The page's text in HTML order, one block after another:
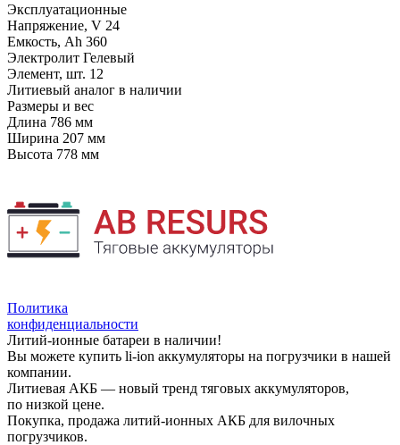
Эксплуатационные
Напряжение, V 24
Емкость, Ah 360
Электролит Гелевый
Элемент, шт. 12
Литиевый аналог в наличии
Размеры и вес
Длина 786 мм
Ширина 207 мм
Высота 778 мм
Политика
конфиденциальности
Литий-ионные батареи в наличии!
Вы можете купить li-ion аккумуляторы на погрузчики в нашей
компании.
Литиевая АКБ — новый тренд тяговых аккумуляторов,
по низкой цене.
Покупка, продажа литий-ионных АКБ для вилочных
погрузчиков.